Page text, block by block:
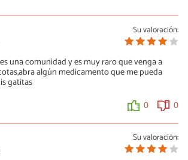
ayudado. Salu2
0
Su valoración:
una comunidad y es muy raro que venga a
algún medicamento que me pueda
gatitas
0 0
Su valoración: